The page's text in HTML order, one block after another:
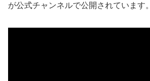
が公式チャンネルで公開されています。